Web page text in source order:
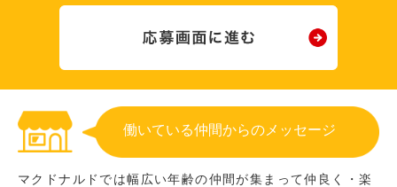
働いている仲間からのメッセージ
マクドナルドでは幅広い年齢の仲間が集まって仲良く・楽